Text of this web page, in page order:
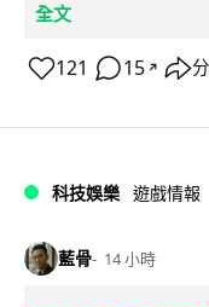
全文
121 15 ↗
科技娛樂 遊戲情報
藍骨 14 小時